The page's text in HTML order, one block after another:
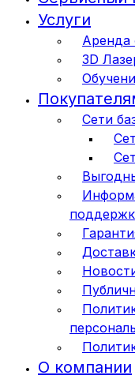
Услуги
Аренда
3D
Сети
О компании